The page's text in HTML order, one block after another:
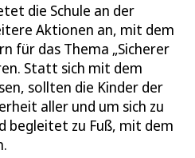
die Schule an der
Aktionen an, mit dem
für das Thema „Sicherer
Statt sich mit dem
sollten die Kinder der
aller und um sich zu
begleitet zu Fuß, mit dem